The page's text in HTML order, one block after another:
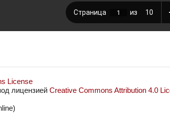
лицензией Creative Commons Attribution 4.0